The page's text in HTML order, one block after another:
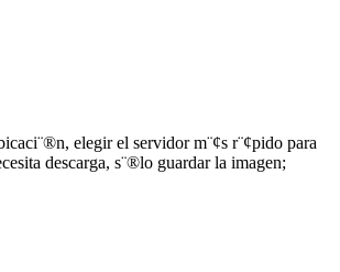
elegir el servidor m¨¢s r¨¢pido para
descarga, s¨®lo guardar la imagen;